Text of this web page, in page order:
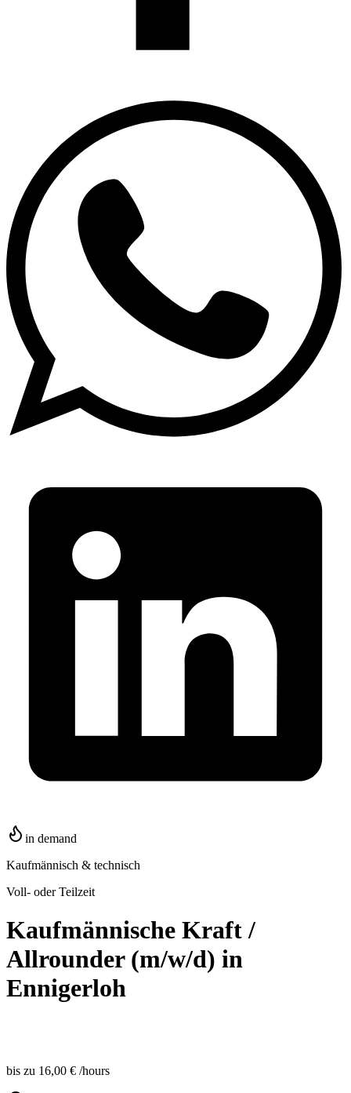
in demand
Kaufmännisch & technisch
Voll- oder Teilzeit
Kaufmännische Kraft /
Allrounder (m/w/d) in
Ennigerloh
bis zu 16,00 € /hours